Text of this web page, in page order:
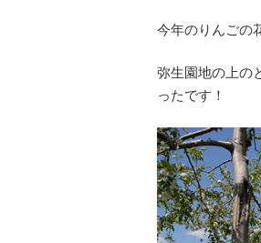
今年のりんごの
弥生園地の上の
ったです！